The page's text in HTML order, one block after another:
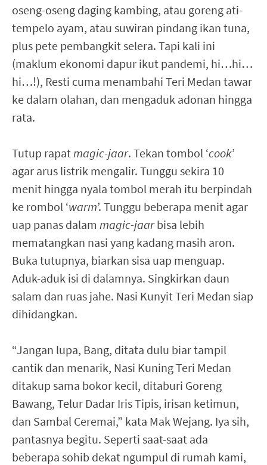
oseng-oseng daging kambing, atau goreng ati-
tempelo ayam, atau suwiran pindang ikan tuna,
plus pete pembangkit selera. Tapi kali ini
(maklum ekonomi dapur ikut pandemi, hi…hi…
hi…!), Resti cuma menambahi Teri Medan tawar
ke dalam olahan, dan mengaduk adonan hingga
rata.
Tutup rapatmagic-jaar. Tekan tombol ‘cook’
agar arus listrik mengalir. Tunggu sekira 10
menit hingga nyala tombol merah itu berpindah
ke rombol ‘warm’. Tunggu beberapa menit agar
uap panas dalam magic-jaarbisa lebih
mematangkan nasi yang kadang masih aron.
Buka tutupnya, biarkan sisa uap menguap.
Aduk-aduk isi di dalamnya. Singkirkan daun
salam dan ruas jahe. Nasi Kunyit Teri Medan siap
dihidangkan.
“Jangan lupa, Bang, ditata dulu biar tampil
cantik dan menarik, Nasi Kuning Teri Medan
ditakup sama bokor kecil, ditaburi Goreng
Bawang, Telur Dadar Iris Tipis, irisan ketimun,
dan Sambal Ceremai,” kata Mak Wejang. Iya sih,
pantasnya begitu. Seperti saat-saat ada
beberapa sohib dekat ngumpul di rumah kami,